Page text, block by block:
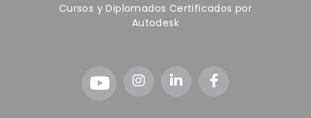
Cursos y Diplomados Certificados por
Autodesk